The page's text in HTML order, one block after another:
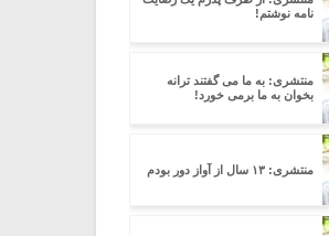
نامه نوشتم!
منتشری: به ما می گفتند ترانه
بخوان به ما برمی خورد!
منتشری: ۱۳ سال از آواز دور بودم